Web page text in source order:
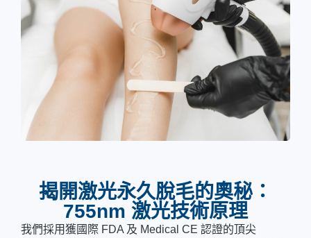
揭開激光永久脫毛的奧秘：
755nm 激光技術原理
我們採用獲國際 FDA 及 Medical CE 認證的頂尖